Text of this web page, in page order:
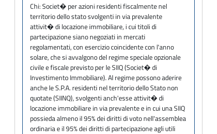
Chi:Societ� per azioni residenti fiscalmente nel
territorio dello stato svolgenti in via prevalente
attivit� di locazione immobiliare, i cui titoli di
partecipazione siano negoziati in mercati
regolamentati, con esercizio coincidente con l'anno
solare, che si avvalgono del regime speciale opzionale
civile e fiscale previsto per le SIIQ (Societ� di
Investimento Immobiliare). Al regime possono aderire
anche le S.P.A. residenti nel territorio dello Stato non
quotate (SIINQ), svolgenti anch'esse attivit� di
locazione immobiliare in via prevalente e in cui una SIIQ
possieda almeno il 95% dei diritti di voto nell'assemblea
ordinaria e il 95% dei diritti di partecipazione agli utili